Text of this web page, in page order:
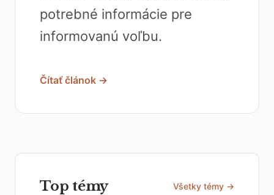
potrebné informácie pre
informovanú voľbu.
Čítať článok →
Top témy Všetky témy →